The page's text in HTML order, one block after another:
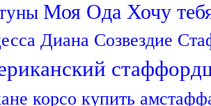
Моя Ода Хочу
Диана Созвездие
корсо купить